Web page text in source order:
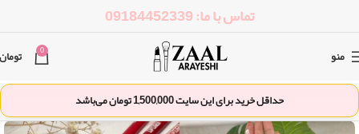
تماس با ما: 09184452339
منو 0 تومان
حداقل خرید برای این سایت1,500,000تومان می‌باشد